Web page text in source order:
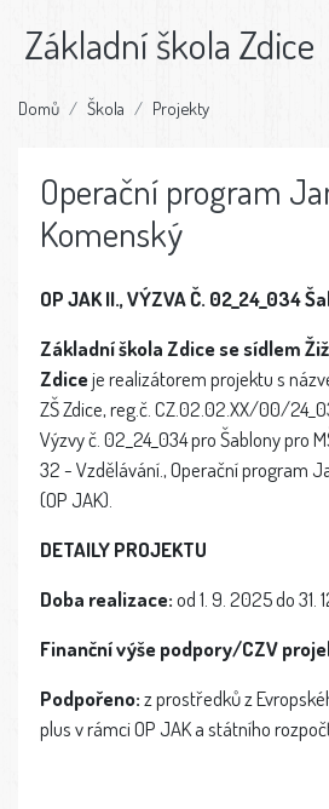
Základní škola Zdice
Domů Škola Projekty
Operační program
Komenský
OP JAK II., VÝZVA Č. 02_24_034
Základní škola Zdice se sídlem
Zdiceje realizátorem projektu s
ZŠ Zdice, reg.č. CZ.02.02.XX/00/
Výzvy č. 02_24_034 pro Šablony pro
32 - Vzdělávání., Operační program
(OP JAK).
DETAILY PROJEKTU
Doba realizace:od 1. 9. 2025 do 31.
Finanční výše podpory/CZV
Podpořeno:z prostředků z
plus v rámci OP JAK a státního